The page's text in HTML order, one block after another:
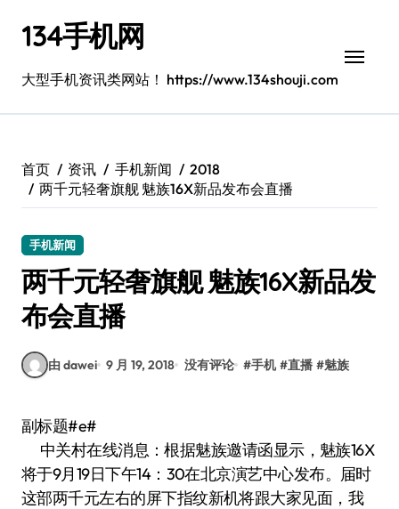
134手机网
大型手机资讯类网站！ https://www.134shouji.com
首页 资讯 手机新闻
2018
两千元轻奢旗舰 魅族16X新品发布会直播
手机新闻
两千元轻奢旗舰 魅族16X新品发
布会直播
由 dawei 9 月 19, 2018 没有评论 #手机 #直播 #魅族
副标题#e#
中关村在线消息：根据魅族邀请函显示，魅族16X
将于9月19日下午14：30在北京演艺中心发布。届时
这部两千元左右的屏下指纹新机将跟大家见面，我